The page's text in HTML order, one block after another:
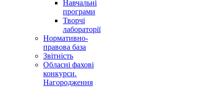
Навчальні
програми
Творчі
лабораторії
Нормативно-
правова база
Звітність
Обласні фахові
конкурси.
Нагородження